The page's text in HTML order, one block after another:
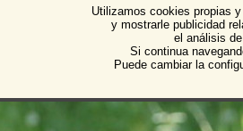
de Animales
de Animales y Plantas de
Utilizamos cookies propias
y mostrarle publicidad
el análisis
Si continua
Puede cambiar la